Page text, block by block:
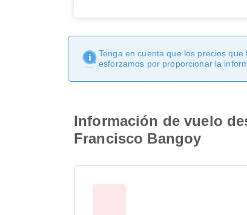
Tenga en cuenta que los precios
esforzamos por proporcionar la
Información de vuelo
Francisco Bangoy